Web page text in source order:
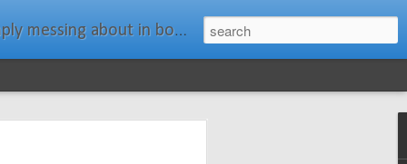
Water Rat, Kenneth Grahame